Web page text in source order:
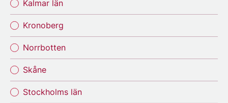
Kalmar län
Kronoberg
Norrbotten
Skåne
Stockholms län